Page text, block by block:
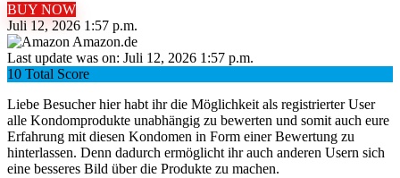
BUY NOW
Juli 12, 2026 1:57 p.m.
Amazon.de
Last update was on: Juli 12, 2026 1:57 p.m.
10 Total Score
Liebe Besucher hier habt ihr die Möglichkeit als registrierter User
alle Kondomprodukte unabhängig zu bewerten und somit auch eure
Erfahrung mit diesen Kondomen in Form einer Bewertung zu
hinterlassen. Denn dadurch ermöglicht ihr auch anderen Usern sich
eine besseres Bild über die Produkte zu machen.